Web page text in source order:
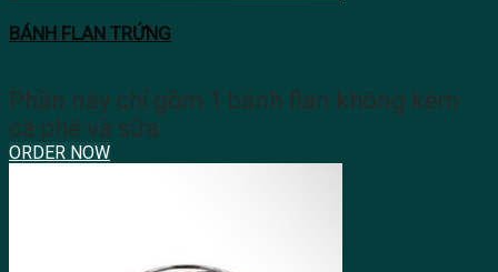
BÁNH FLAN TRỨNG
Phần này chỉ gồm 1 bánh flan không kèm
cà phê và sữa
ORDER NOW